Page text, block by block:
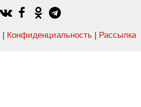
| Конфиденциальность | Рассылка